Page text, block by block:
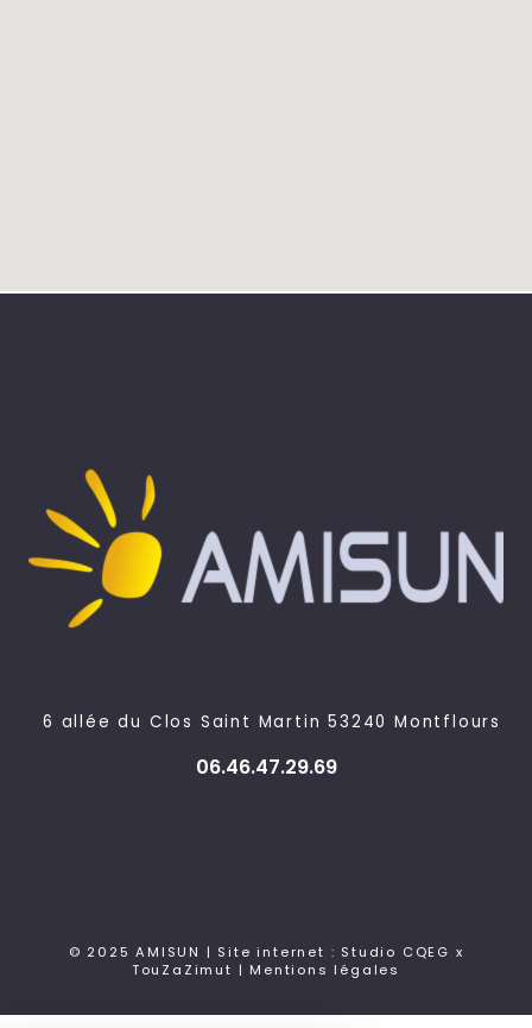
6 allée du Clos Saint Martin 53240 Montflours
06.46.47.29.69
© 2025 AMISUN | Site internet : Studio CQEG x
TouZaZimut | Mentions légales